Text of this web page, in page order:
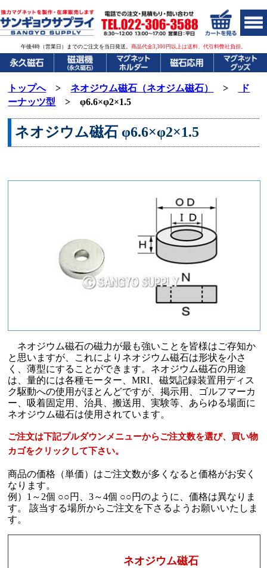
午後4時（営業日）までのご注文を当日発送。 商品代金3,300円以上は送料、代引料弊社負担。
トップへ>ネオジウム磁石（ネオジム磁石） >
ド
ーナッツ型 > φ6.6×φ2×1.5
ネオジウム磁石 φ6.6×φ2×1.5
ネオジウム磁石の磁力が最も強いことを皆様はご存知か
と思いますが、これによりネオジウム磁石は形状を小さ
く、薄型にすることができます。ネオジウム磁石の用途
は、量的には各種モーター、MRI、磁気記録装置用ディス
ク駆動への使用がほとんどですが、掲示用、ゴルフマーカ
ー、吸着固定用、治具、搬送用、実験等、あらゆる場面に
ネオジウム磁石は使用されています。
ご注文は下記プルダウンメニューからご注文数を選び、買い物
カゴをクリックして下さい。
商品の価格（単価）はご注文数が多くなると価格がお安く
なります。
例）1～2個 ○○円、3～4個 ○○円のように、価格は異なりま
す。 該当する場所からご注文を下さるようお願いいたしま
す。
ネオジウム磁石